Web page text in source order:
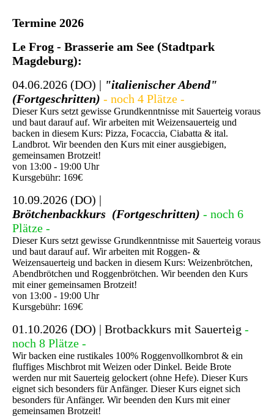
Termine 2026
Le Frog - Brasserie am See (Stadtpark
Magdeburg):
04.06.2026 (DO) | "italienischer Abend"
(Fortgeschritten) - noch 4 Plätze -
Dieser Kurs setzt gewisse Grundkenntnisse mit Sauerteig voraus
und baut darauf auf. Wir arbeiten mit Weizensauerteig und
backen in diesem Kurs: Pizza, Focaccia, Ciabatta & ital.
Landbrot. Wir beenden den Kurs mit einer ausgiebigen,
gemeinsamen Brotzeit!
von 13:00 - 19:00 Uhr
Kursgebühr: 169€
10.09.2026 (DO) |
Brötchenbackkurs (Fortgeschritten) - noch 6
Plätze -
Dieser Kurs setzt gewisse Grundkenntnisse mit Sauerteig voraus
und baut darauf auf. Wir arbeiten mit Roggen- &
Weizensauerteig und backen in diesem Kurs: Weizenbrötchen,
Abendbrötchen und Roggenbrötchen. Wir beenden den Kurs
mit einer gemeinsamen Brotzeit!
von 13:00 - 19:00 Uhr
Kursgebühr: 169€
01.10.2026 (DO) | Brotbackkurs mit Sauerteig -
noch 8 Plätze -
Wir backen eine rustikales 100% Roggenvollkornbrot & ein
fluffiges Mischbrot mit Weizen oder Dinkel. Beide Brote
werden nur mit Sauerteig gelockert (ohne Hefe). Dieser Kurs
eignet sich besonders für Anfänger. Dieser Kurs eignet sich
besonders für Anfänger. Wir beenden den Kurs mit einer
gemeinsamen Brotzeit!